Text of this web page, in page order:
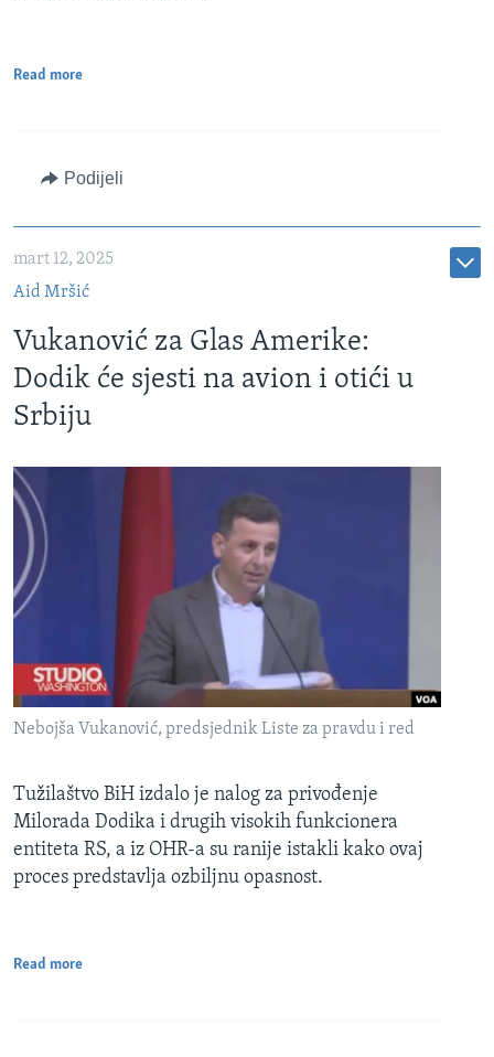
Read more
Podijeli
mart 12, 2025
Aid Mršić
Vukanović za Glas Amerike:
Dodik će sjesti na avion i otići u
Srbiju
Nebojša Vukanović, predsjednik Liste za pravdu i red
Tužilaštvo BiH izdalo je nalog za privođenje
Milorada Dodika i drugih visokih funkcionera
entiteta RS, a iz OHR-a su ranije istakli kako ovaj
proces predstavlja ozbiljnu opasnost.
Read more